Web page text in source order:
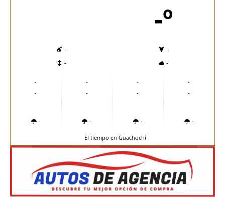
-º
-
-
-
-
-
-
-
-
-
-
-
-
-
-
-
-
El tiempo en Guachochi